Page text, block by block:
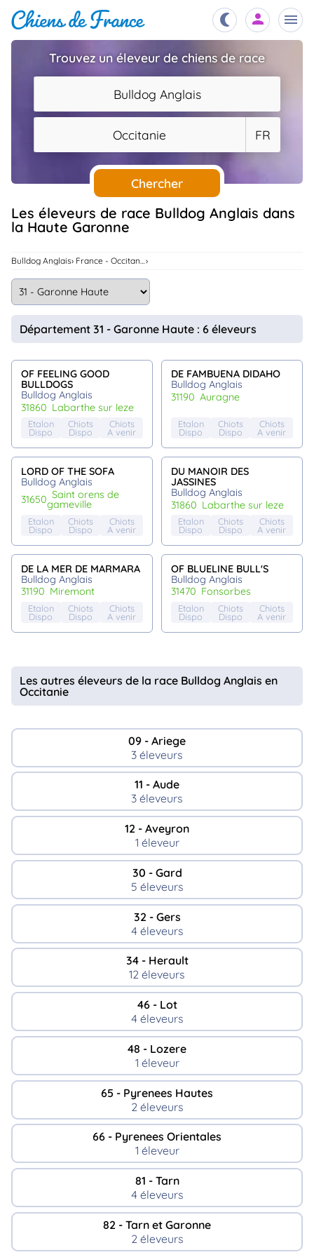
Chiots
Éleveurs
Étalons
Chiens
Services
..
Assurances
Connexion
Trouvez un éleveur de chiens de race
Bulldog Anglais
Occitanie FR
Chercher
Les éleveurs de race Bulldog Anglais dans
la Haute Garonne
Bulldog Anglais France - Occitanie
Département 31 - Garonne Haute : 6 éleveurs
OF FEELING GOOD
BULLDOGS
Bulldog Anglais
31860
labarthe sur leze
Etalon
Dispo
Chiots
Dispo
Chiots
A venir
DE FAMBUENA DIDAHO
Bulldog Anglais
31190
auragne
Etalon
Dispo
Chiots
Dispo
Chiots
A venir
LORD OF THE SOFA
Bulldog Anglais
31650 saint orens de
gameville
Etalon
Dispo
Chiots
Dispo
Chiots
A venir
DU MANOIR DES
JASSINES
Bulldog Anglais
31860
labarthe sur leze
Etalon
Dispo
Chiots
Dispo
Chiots
A venir
DE LA MER DE MARMARA
Bulldog Anglais
31190
miremont
Etalon
Dispo
Chiots
Dispo
Chiots
A venir
OF BLUELINE BULL'S
Bulldog Anglais
31470
fonsorbes
Etalon
Dispo
Chiots
Dispo
Chiots
A venir
Les autres éleveurs de la race Bulldog Anglais en
Occitanie
09 - Ariege
3 éleveurs
11 - Aude
3 éleveurs
12 - Aveyron
1 éleveur
30 - Gard
5 éleveurs
32 - Gers
4 éleveurs
34 - Herault
12 éleveurs
46 - Lot
4 éleveurs
48 - Lozere
1 éleveur
65 - Pyrenees Hautes
2 éleveurs
66 - Pyrenees Orientales
1 éleveur
81 - Tarn
4 éleveurs
82 - Tarn et Garonne
2 éleveurs